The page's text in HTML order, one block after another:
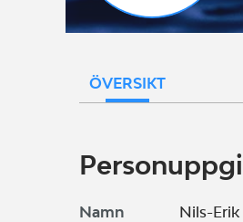
ÖVERSIKT
Namn
Nils-